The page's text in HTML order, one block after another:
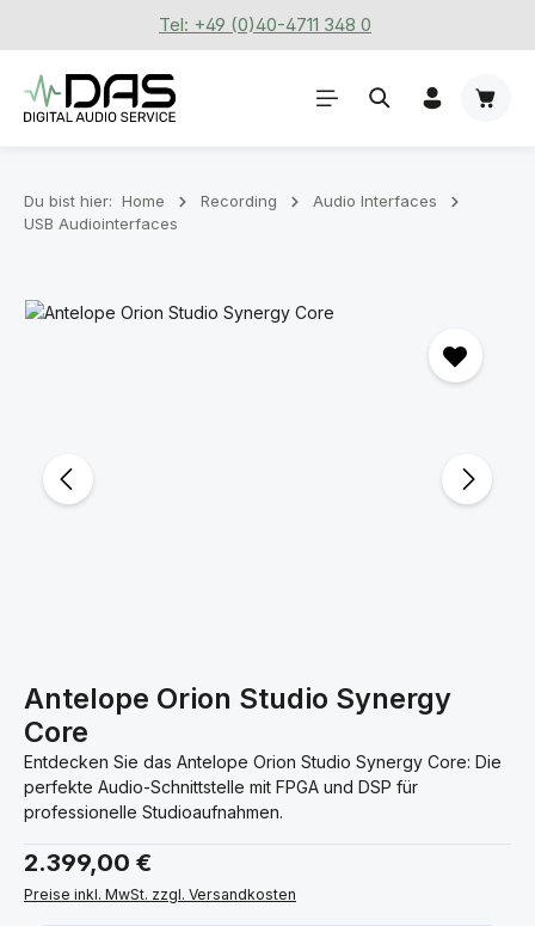
Zum Hauptinhalt springenTel: +49 (0)40-4711 348 0
Du bist hier: Home Recording
Audio Interfaces
USB Audiointerfaces
Bildergalerie überspringen
Antelope Orion Studio Synergy
Core
Entdecken Sie das Antelope Orion Studio Synergy Core: Die
perfekte Audio-Schnittstelle mit FPGA und DSP für
professionelle Studioaufnahmen.
Regulärer Preis:
2.399,00 €
Preise inkl. MwSt. zzgl. Versandkosten